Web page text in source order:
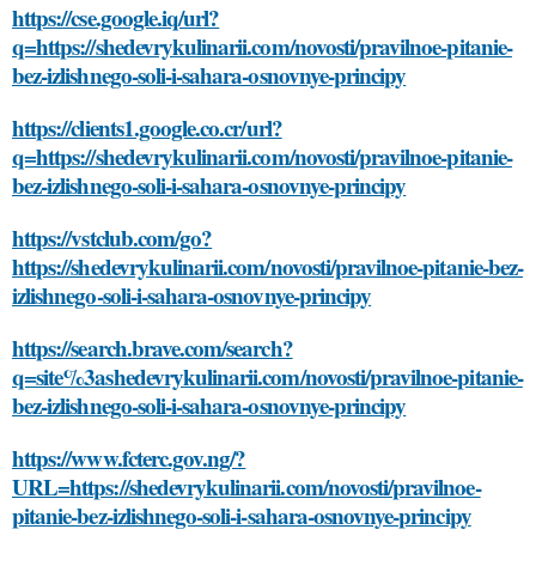
https://cse.google.iq/url?
q=https://shedevrykulinarii.com/novosti/pravilnoe-pitanie-
bez-izlishnego-soli-i-sahara-osnovnye-principy
https://clients1.google.co.cr/url?
q=https://shedevrykulinarii.com/novosti/pravilnoe-pitanie-
bez-izlishnego-soli-i-sahara-osnovnye-principy
https://vstclub.com/go?
https://shedevrykulinarii.com/novosti/pravilnoe-pitanie-bez-
izlishnego-soli-i-sahara-osnovnye-principy
https://search.brave.com/search?
q=site%3ashedevrykulinarii.com/novosti/pravilnoe-pitanie-
bez-izlishnego-soli-i-sahara-osnovnye-principy
https://www.fcterc.gov.ng/?
URL=https://shedevrykulinarii.com/novosti/pravilnoe-
pitanie-bez-izlishnego-soli-i-sahara-osnovnye-principy